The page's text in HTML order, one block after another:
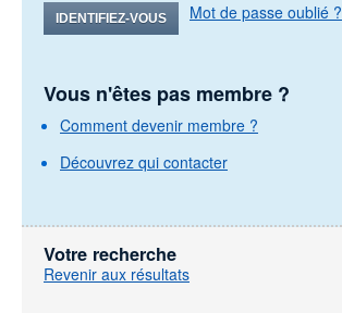
IDENTIFIEZ-VOUS Mot de passe oublié ?
Vous n'êtes pas membre ?
Comment devenir membre ?
Découvrez qui contacter
Votre recherche
Revenir aux résultats